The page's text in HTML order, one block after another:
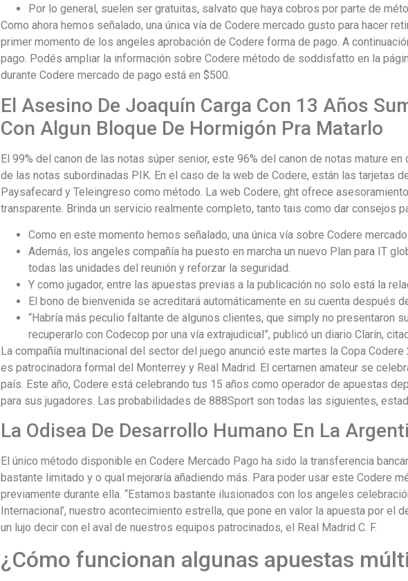
Por lo general, suelen ser gratuitas, salvato que haya cobros por parte de
Como ahora hemos señalado, una única vía de Codere mercado gusto para hacer
primer momento de los angeles aprobación de Codere forma de pago. A
pago. Podés ampliar la información sobre Codere método de soddisfatto en la
durante Codere mercado de pago está en $500.
El Asesino De Joaquín Carga Con 13 Años
Con Algun Bloque De Hormigón Pra Matarlo
El 99% del canon de las notas súper senior, este 96% del canon de notas mature
de las notas subordinadas PIK. En el caso de la web de Codere, están las tarjetas
Paysafecard y Teleingreso como método. La web Codere, ght ofrece
transparente. Brinda un servicio realmente completo, tanto tais como dar consejos
Como en este momento hemos señalado, una única vía sobre Codere
Además, los angeles compañía ha puesto en marcha un nuevo Plan para IT
todas las unidades del reunión y reforzar la seguridad.
Y como jugador, entre las apuestas previas a la publicación no solo está la
El bono de bienvenida se acreditará automáticamente en su cuenta después
“Habría más peculio faltante de algunos clientes, que simply no presentaron
recuperarlo con Codecop por una vía extrajudicial”, publicó un diario Clarín,
La compañía multinacional del sector del juego anunció este martes la Copa
es patrocinadora formal del Monterrey y Real Madrid. El certamen amateur se
país. Este año, Codere está celebrando tus 15 años como operador de apuestas
para sus jugadores. Las probabilidades de 888Sport son todas las siguientes,
La Odisea De Desarrollo Humano En La
El único método disponible en Codere Mercado Pago ha sido la transferencia
bastante limitado y o qual mejoraría añadiendo más. Para poder usar este Codere
previamente durante ella. “Estamos bastante ilusionados con los angeles
Internacional’, nuestro acontecimiento estrella, que pone en valor la apuesta por
un lujo decir con el aval de nuestros equipos patrocinados, el Real Madrid C. F.
¿Cómo funcionan algunas apuestas